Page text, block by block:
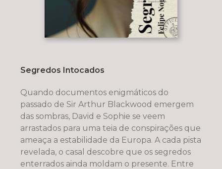
Segredos Intocados
Quando documentos enigmáticos do
passado de Sir Arthur Blackwood emergem
das sombras, David e Sophie se veem
arrastados para uma teia de conspirações que
ameaça a estabilidade da Europa. A cada pista
revelada, o casal descobre que os segredos
enterrados ainda moldam o presente. Entre